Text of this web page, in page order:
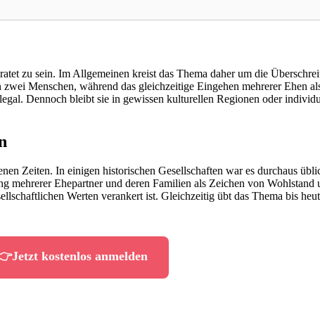
zu sein. Im Allgemeinen kreist das Thema daher um die
Menschen, während das gleichzeitige Eingehen mehrerer Ehen
Dennoch bleibt sie in gewissen kulturellen Regionen oder
Zeiten. In einigen historischen Gesellschaften war es durchaus
mehrerer Ehepartner und deren Familien als Zeichen von
Werten verankert ist. Gleichzeitig übt das Thema bis
kostenlos anmelden